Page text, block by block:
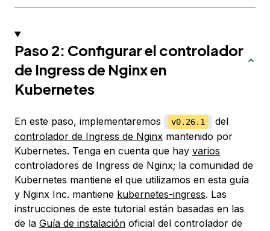
Paso 2: Configurar el controlador
de Ingress de Nginx en
Kubernetes
En este paso, implementaremos v0.26.1
del
controlador de Ingress de Nginx mantenido por
Kubernetes. Tenga en cuenta que hay varios
controladores de Ingress de Nginx; la comunidad de
Kubernetes mantiene el que utilizamos en esta guía
y Nginx Inc. mantiene kubernetes-ingress. Las
instrucciones de este tutorial están basadas en las
de la Guía de instalación oficial del controlador de